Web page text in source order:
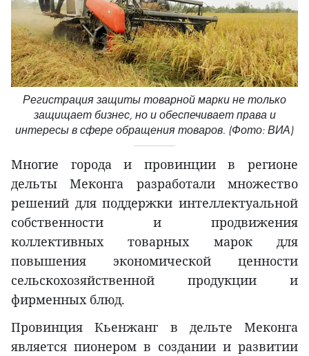
Регистрация защиты товарной марки не только
защищает бизнес, но и обеспечивает права и
интересы в сфере обращения товаров. (Фото: ВИА)
Многие города и провинции в регионе
дельты Меконга разработали множество
решений для поддержки интеллектуальной
собственности и продвижения
коллективных товарных марок для
повышения экономической ценности
сельскохозяйственной продукции и
фирменных блюд.
Провинция Кьенжанг в дельте Меконга
является пионером в создании и развитии